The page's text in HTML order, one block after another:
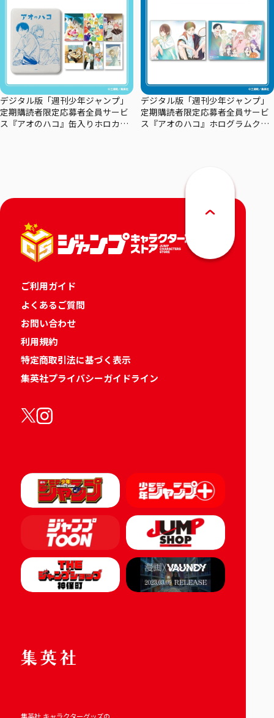
デジタル版「週刊少年ジャンプ」
定期購読者限定応募者全員サービ
ス『アオのハコ』缶入りホロカー
デジタル版「週刊少年ジャンプ」
定期購読者限定応募者全員サービ
ス『アオのハコ』ホログラムクリ
ご利用ガイド
よくあるご質問
お問い合わせ
利用規約
特定商取引法に基づく表示
集英社プライバシーガイドライン